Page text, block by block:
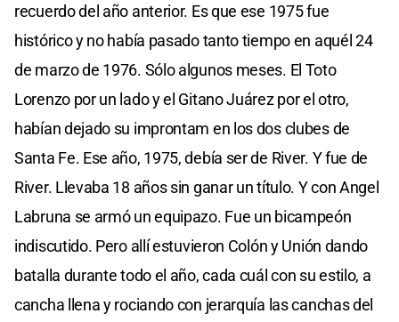
recuerdo del año anterior. Es que ese 1975 fue
histórico y no había pasado tanto tiempo en aquél 24
de marzo de 1976. Sólo algunos meses. El Toto
Lorenzo por un lado y el Gitano Juárez por el otro,
habían dejado su improntam en los dos clubes de
Santa Fe. Ese año, 1975, debía ser de River. Y fue de
River. Llevaba 18 años sin ganar un título. Y con Angel
Labruna se armó un equipazo. Fue un bicampeón
indiscutido. Pero allí estuvieron Colón y Unión dando
batalla durante todo el año, cada cuál con su estilo, a
cancha llena y rociando con jerarquía las canchas del